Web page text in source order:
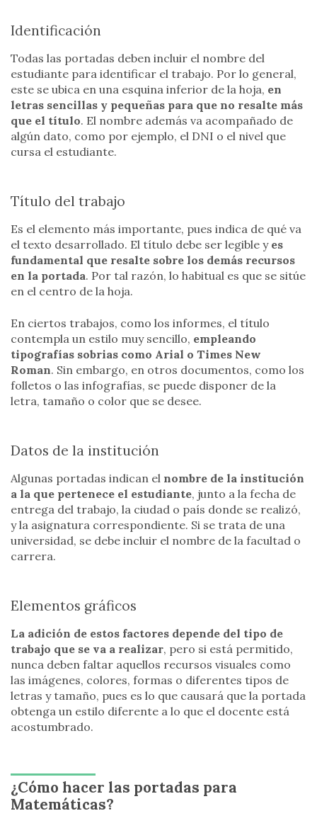
Identificación
Todas las portadas deben incluir el nombre del
estudiante para identificar el trabajo. Por lo general,
este se ubica en una esquina inferior de la hoja, en
letras sencillas y pequeñas para que no resalte más
que el título. El nombre además va acompañado de
algún dato, como por ejemplo, el DNI o el nivel que
cursa el estudiante.
Título del trabajo
Es el elemento más importante, pues indica de qué va
el texto desarrollado. El título debe ser legible y es
fundamental que resalte sobre los demás recursos
en la portada. Por tal razón, lo habitual es que se sitúe
en el centro de la hoja.
En ciertos trabajos, como los informes, el título
contempla un estilo muy sencillo, empleando
tipografías sobrias como Arial o Times New
Roman. Sin embargo, en otros documentos, como los
folletos o las infografías, se puede disponer de la
letra, tamaño o color que se desee.
Datos de la institución
Algunas portadas indican el nombre de la institución
a la que pertenece el estudiante, junto a la fecha de
entrega del trabajo, la ciudad o país donde se realizó,
y la asignatura correspondiente. Si se trata de una
universidad, se debe incluir el nombre de la facultad o
carrera.
Elementos gráficos
La adición de estos factores depende del tipo de
trabajo que se va a realizar, pero si está permitido,
nunca deben faltar aquellos recursos visuales como
las imágenes, colores, formas o diferentes tipos de
letras y tamaño, pues es lo que causará que la portada
obtenga un estilo diferente a lo que el docente está
acostumbrado.
¿Cómo hacer las portadas para
Matemáticas?